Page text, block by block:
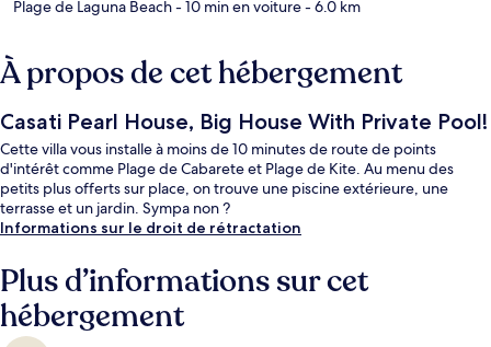
Plage de Laguna Beach- 10 min en voiture- 6.0 km
À propos de cet hébergement
Casati Pearl House, Big House With Private Pool!
Cette villa vous installe à moins de 10 minutes de route de points
d'intérêt comme Plage de Cabarete et Plage de Kite. Au menu des
petits plus offerts sur place, on trouve une piscine extérieure, une
terrasse et un jardin. Sympa non ?
Informations sur le droit de rétractation
Plus d’informations sur cet
hébergement